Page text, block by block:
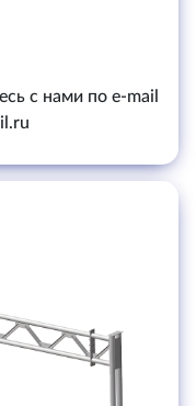
с нами по e-mail